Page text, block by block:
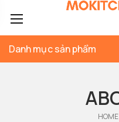
Danh mục sản phẩm
HOME